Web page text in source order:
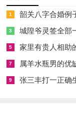
天干地支:乙巳年癸未
【宜】入宅、祈福
【忌】 掘井、伐木
【冲】猪日冲（癸巳
1 韶关八字合婚例子多吗 韶关
3 城隍爷灵签全部一百签 城隍爷
5 家里有贵人相助的风水 家里有贵
7 属羊水瓶男的优缺点 属羊水瓶座
9 张三丰打一正确生肖是什么意思 张